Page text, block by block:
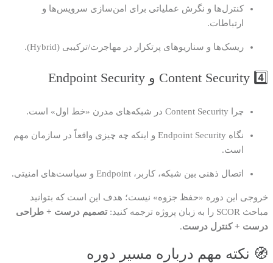
کنترل‌ها و نگرش عملیاتی برای امن‌سازی سرویس‌ها و
ارتباطات.
ریسک‌ها و سناریوهای پرتکرار در مهاجرت/ترکیبی (Hybrid).
4️⃣ Content Security و Endpoint Security
چرا Content Security در شبکه‌های مدرن «خط اول» است.
نگاه Endpoint Security و اینکه چه چیزی واقعاً در سازمان مهم
است.
اتصال ذهنی بین شبکه، کاربر، Endpoint و سیاست‌های امنیتی.
خروجی این دوره «حفظ جزوه» نیست؛ هدف این است که بتوانید
مباحث SCOR را به زبان پروژه ترجمه کنید:
تصمیم درست + طراحی
درست + کنترل درست.
🧭 نکته مهم درباره مسیر دوره